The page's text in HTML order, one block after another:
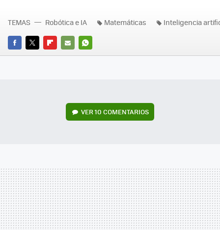
FACEBOOK
TWITTERFLIPBOARD
E-
WHATSAPP
TEMAS Robótica e IA Matemáticas Inteligencia
VER10 COMENTARIOS